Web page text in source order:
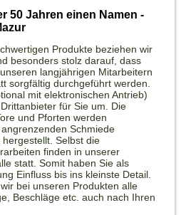
50 Jahren einen Namen -
Produkte beziehen wir
besonders stolz darauf, dass
langjährigen Mitarbeitern
sorgfältig durchgeführt werden.
mit elektronischen Antrieb)
für Sie um. Die
und Pforten werden
Schmiede
Selbst die
finden in unserer
statt. Somit haben Sie als
Einfluss bis ins kleinste Detail.
bei unseren Produkten alle
Beschläge etc. auch nach Ihren